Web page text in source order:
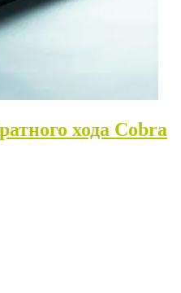
хода Cobra